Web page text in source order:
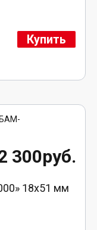
Купить
300руб.
18х51 мм